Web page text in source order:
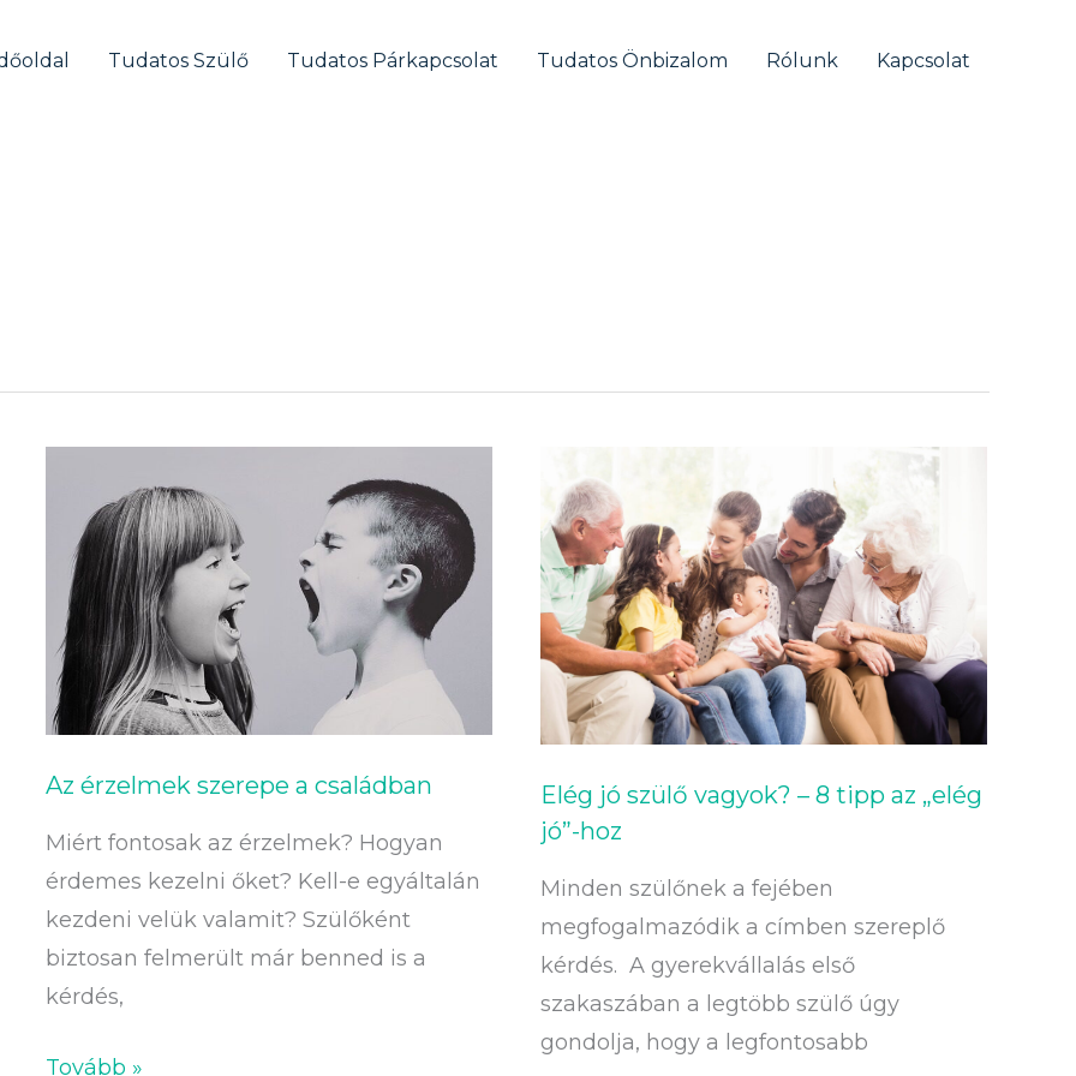
Tudatos Szülő Tudatos Párkapcsolat Tudatos Önbizalom Rólunk Kapcsolat
Az érzelmek szerepe a családban
Miért fontosak az érzelmek? Hogyan
érdemes kezelni őket? Kell-e egyáltalán
kezdeni velük valamit? Szülőként
biztosan felmerült már benned is a
kérdés,
érzelmek
szerepe
családban
Tovább »
Elég jó szülő vagyok? – 8 tipp az „elég
jó”-hoz
Minden szülőnek a fejében
megfogalmazódik a címben szereplő
kérdés. A gyerekvállalás első
szakaszában a legtöbb szülő úgy
gondolja, hogy a legfontosabb
jó
szülő
vagyok?
–
8
tipp
az
jó”-
hoz